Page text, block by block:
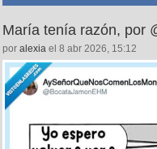
María tenía razón, por
por alexia el 8 abr 2026, 15:12